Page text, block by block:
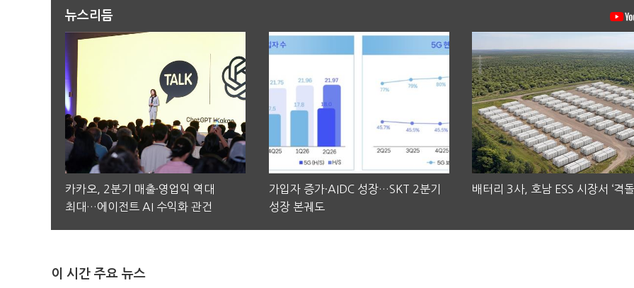
뉴스리듬
카카오, 2분기 매출·영업익 역대
최대…에이전트 AI 수익화 관건
가입자 증가·AIDC 성장…SKT 2분기
성장 본궤도
배터리 3사, 호남 ESS 시장서 ‘격돌
이 시간 주요 뉴스